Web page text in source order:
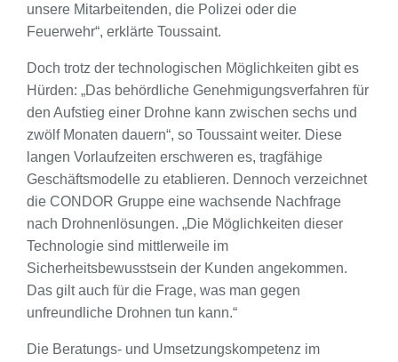
unsere Mitarbeitenden, die Polizei oder die
Feuerwehr“, erklärte Toussaint.
Doch trotz der technologischen Möglichkeiten gibt es
Hürden: „Das behördliche Genehmigungsverfahren für
den Aufstieg einer Drohne kann zwischen sechs und
zwölf Monaten dauern“, so Toussaint weiter. Diese
langen Vorlaufzeiten erschweren es, tragfähige
Geschäftsmodelle zu etablieren. Dennoch verzeichnet
die CONDOR Gruppe eine wachsende Nachfrage
nach Drohnenlösungen. „Die Möglichkeiten dieser
Technologie sind mittlerweile im
Sicherheitsbewusstsein der Kunden angekommen.
Das gilt auch für die Frage, was man gegen
unfreundliche Drohnen tun kann.“
Die Beratungs- und Umsetzungskompetenz im